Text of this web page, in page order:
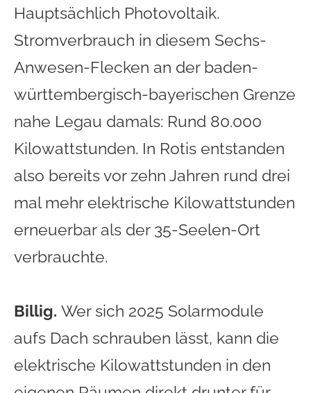
Hauptsächlich Photovoltaik.
Stromverbrauch in diesem Sechs-
Anwesen-Flecken an der baden-
württembergisch-bayerischen Grenze
nahe Legau damals: Rund 80.000
Kilowattstunden. In Rotis entstanden
also bereits vor zehn Jahren rund drei
mal mehr elektrische Kilowattstunden
erneuerbar als der 35-Seelen-Ort
verbrauchte.
Billig. Wer sich 2025 Solarmodule
aufs Dach schrauben lässt, kann die
elektrische Kilowattstunden in den